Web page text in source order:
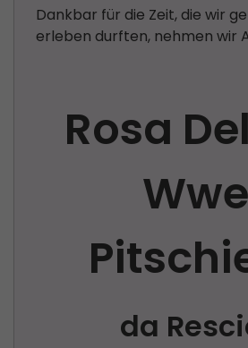
Dankbar für die Zeit, die wir
erleben durften, nehmen wir
Rosa
da